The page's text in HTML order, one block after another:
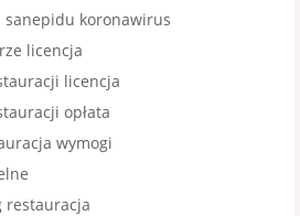
sanepidu koronawirus
licencja
licencja
opłata
wymogi
restauracja